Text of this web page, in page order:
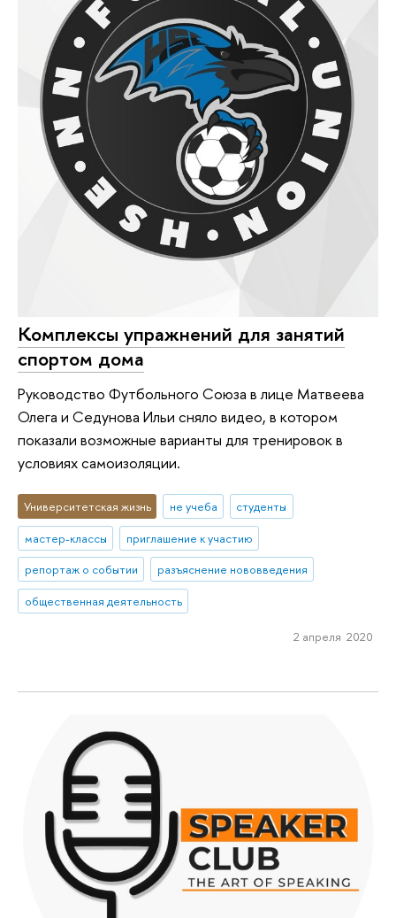
Комплексы упражнений для занятий
спортом дома
Руководство Футбольного Союза в лице Матвеева
Олега и Седунова Ильи сняло видео, в котором
показали возможные варианты для тренировок в
условиях самоизоляции.
Университетская жизнь не учеба
студенты
мастер-классы
приглашение к участию
репортаж о событии
разъяснение нововведения
общественная деятельность
2 апреля 2020